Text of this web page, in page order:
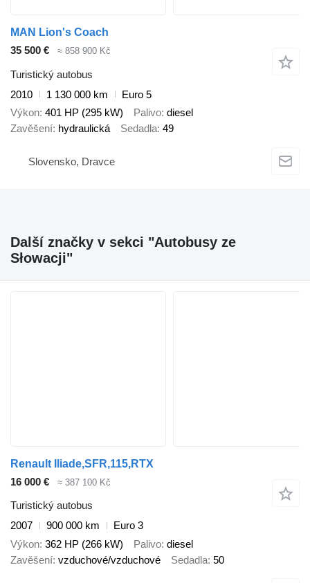
MAN Lion's Coach
35 500 €
≈ 858 900 Kč
Turistický autobus
2010
1 130 000 km
Euro 5
Výkon 401 HP (295 kW) Palivo diesel
Zavěšení hydraulická Sedadla 49
Slovensko, Dravce
Další značky v sekci "Autobusy ze
Słowacji"
Renault Iliade,SFR,115,RTX
16 000 €
≈ 387 100 Kč
Turistický autobus
2007
900 000 km
Euro 3
Výkon 362 HP (266 kW) Palivo diesel
Zavěšení vzduchové/vzduchové Sedadla 50